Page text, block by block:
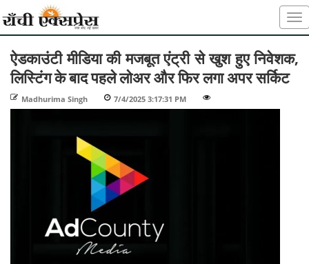
ऐडकाउंटी मीडिया की मजबूत एंट्री से खुश हुए निवेशक,
लिस्टिंग के बाद पहले लोअर और फिर लगा अपर सर्किट
Madhurima Singh 7/4/2025 3:17:31 PM